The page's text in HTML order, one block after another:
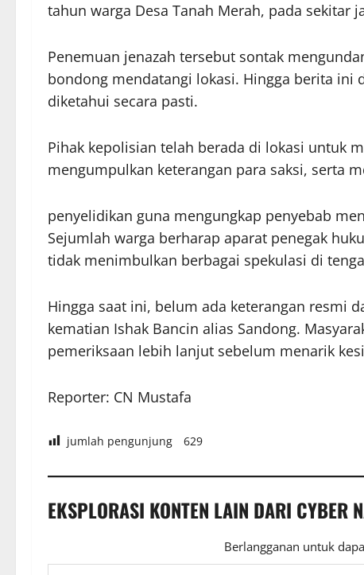
tahun warga Desa Tanah Merah, pada sekitar
Penemuan jenazah tersebut sontak
bondong mendatangi lokasi. Hingga berita
diketahui secara pasti.
Pihak kepolisian telah berada di lokasi untuk
mengumpulkan keterangan para saksi, serta
penyelidikan guna mengungkap penyebab
Sejumlah warga berharap aparat penegak
tidak menimbulkan berbagai spekulasi di
Hingga saat ini, belum ada keterangan resmi
kematian Ishak Bancin alias Sandong.
pemeriksaan lebih lanjut sebelum menarik
Reporter: CN Mustafa
jumlah pengunjung 629
EKSPLORASI KONTEN LAIN DARI CYBER
Berlangganan untuk
Ketikkan email Anda...